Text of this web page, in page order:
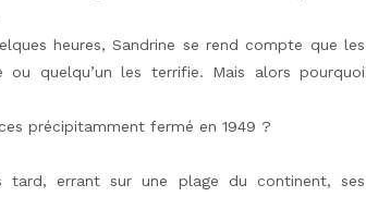
heures, Sandrine se rend compte que les
quelqu’un les terrifie. Mais alors pourquoi
précipitamment fermé en 1949 ?
tard, errant sur une plage du continent, ses